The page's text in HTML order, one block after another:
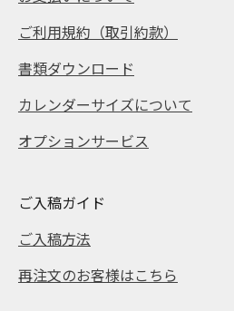
ご利用規約（取引約款）
書類ダウンロード
カレンダーサイズについて
オプションサービス
ご入稿ガイド
ご入稿方法
再注文のお客様はこちら